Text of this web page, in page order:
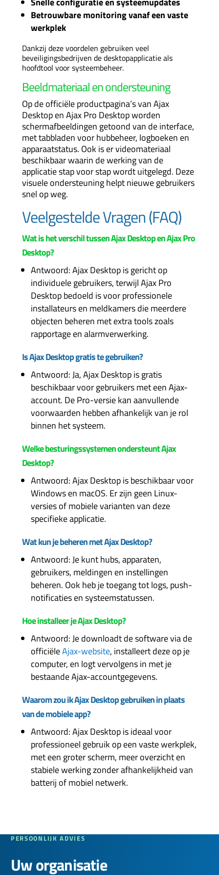
Betrouwbare monitoring vanaf een vaste
werkplek
Dankzij deze voordelen gebruiken veel
beveiligingsbedrijven de desktopapplicatie als
hoofdtool voor systeembeheer.
Beeldmateriaal en ondersteuning
Op de officiële productpagina’s van Ajax
Desktop en Ajax Pro Desktop worden
schermafbeeldingen getoond van de interface,
met tabbladen voor hubbeheer, logboeken en
apparaatstatus. Ook is er videomateriaal
beschikbaar waarin de werking van de
applicatie stap voor stap wordt uitgelegd. Deze
visuele ondersteuning helpt nieuwe gebruikers
snel op weg.
Veelgestelde Vragen (FAQ)
Wat is het verschil tussen Ajax Desktop en Ajax Pro
Desktop?
Antwoord: Ajax Desktop is gericht op
individuele gebruikers, terwijl Ajax Pro
Desktop bedoeld is voor professionele
installateurs en meldkamers die meerdere
objecten beheren met extra tools zoals
rapportage en alarmverwerking.
Is Ajax Desktop gratis te gebruiken?
Antwoord: Ja, Ajax Desktop is gratis
beschikbaar voor gebruikers met een Ajax-
account. De Pro-versie kan aanvullende
voorwaarden hebben afhankelijk van je rol
binnen het systeem.
Welke besturingssystemen ondersteunt Ajax
Desktop?
Antwoord: Ajax Desktop is beschikbaar voor
Windows en macOS. Er zijn geen Linux-
versies of mobiele varianten van deze
specifieke applicatie.
Wat kun je beheren met Ajax Desktop?
Antwoord: Je kunt hubs, apparaten,
gebruikers, meldingen en instellingen
beheren. Ook heb je toegang tot logs, push-
notificaties en systeemstatussen.
Hoe installeer je Ajax Desktop?
Antwoord: Je downloadt de software via de
officiëleAjax-website, installeert deze op je
computer, en logt vervolgens in met je
bestaande Ajax-accountgegevens.
Waarom zou ik Ajax Desktop gebruiken in plaats
van de mobiele app?
Antwoord: Ajax Desktop is ideaal voor
professioneel gebruik op een vaste werkplek,
met een groter scherm, meer overzicht en
stabiele werking zonder afhankelijkheid van
batterij of mobiel netwerk.
Uw organisatie
PERSOONLIJK ADVIES